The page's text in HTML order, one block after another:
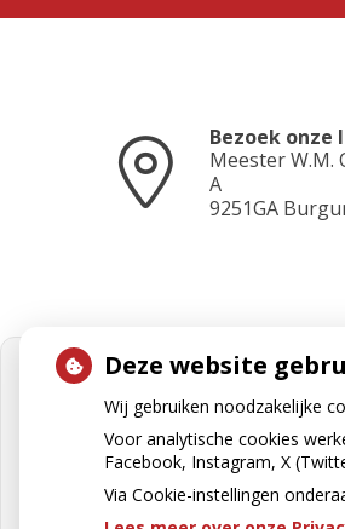
Bezoek onze
Meester W.M.
A
9251GA
Deze website
Wij gebruiken noodzakelijke
Voor analytische cookies
Facebook, Instagram, X
Via Cookie-instellingen